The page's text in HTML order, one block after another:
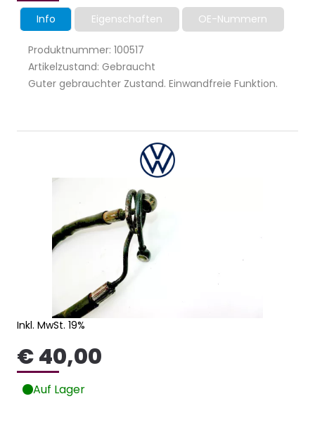
Info Eigenschaften OE-Nummern
Produktnummer: 100517
Artikelzustand: Gebraucht
Guter gebrauchter Zustand. Einwandfreie Funktion.
Inkl. MwSt. 19%
€ 40,00
Auf Lager